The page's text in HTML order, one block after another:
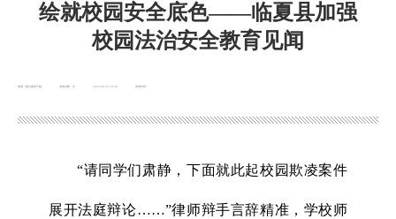
绘就校园安全底色——临夏县加强
校园法治安全教育见闻
来源：新甘肃客户端 浏览次数： 发布时间：
2024-09-29 10:49
“请同学们肃静，下面就此起校园欺凌案件
展开法庭辩论……”律师辩手言辞精准，学校师